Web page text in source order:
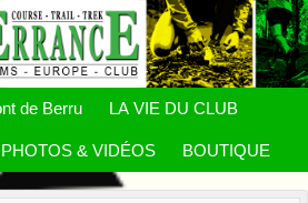
de Berru LA VIE DU CLUB
PHOTOS & VIDÉOS BOUTIQUE
cookies